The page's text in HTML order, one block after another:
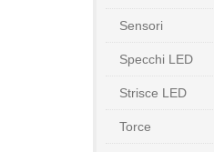
Sensori
Specchi LED
Strisce LED
Torce